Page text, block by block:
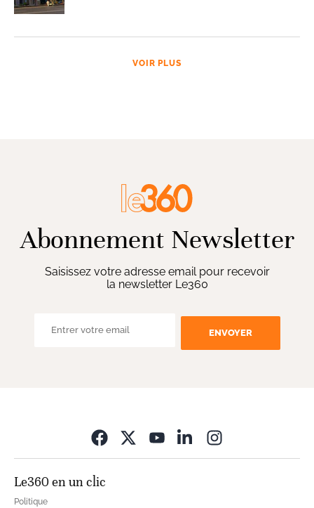
VOIR PLUS
Abonnement Newsletter
Saisissez votre adresse email pour recevoir
la newsletter Le360
ENVOYER
Le360 en un clic
Politique